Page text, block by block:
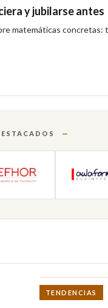
y jubilarse antes
matemáticas concretas:
TENDENCIAS